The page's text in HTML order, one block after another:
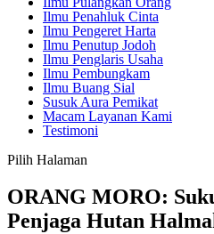
Ilmu Penahluk Cinta
Ilmu Pengeret Harta
Ilmu Penutup Jodoh
Ilmu Penglaris Usaha
Ilmu Pembungkam
Ilmu Buang Sial
Susuk Aura Pemikat
Macam Layanan Kami
Testimoni
Pilih Halaman
ORANG MORO:
Penjaga Hutan